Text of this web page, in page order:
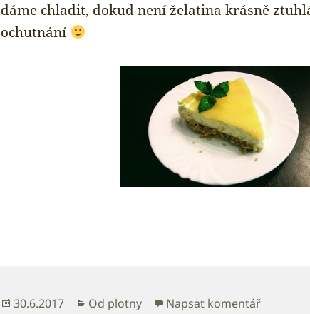
dáme chladit, dokud není želatina krásně
ochutnání
Publikováno:
30.6.2017 Rubriky:
Od plotny Napsat komentářpro text